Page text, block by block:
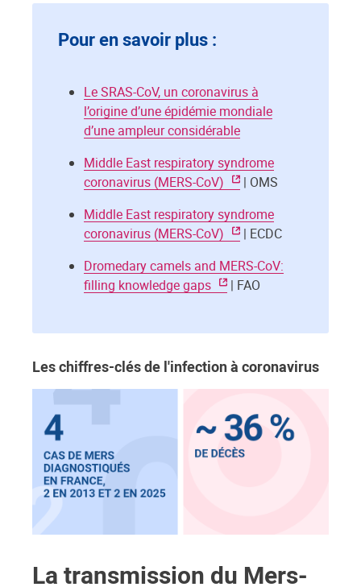
Pour en savoir plus :
Le SRAS-CoV, un coronavirus à
l’origine d’une épidémie mondiale
d’une ampleur considérable
Middle East respiratory syndrome
coronavirus (MERS-CoV)
| OMS
Middle East respiratory syndrome
coronavirus (MERS-CoV)
| ECDC
Dromedary camels and MERS-CoV:
filling knowledge gaps
| FAO
Les chiffres-clés de l'infection à coronavirus
La transmission du Mers-